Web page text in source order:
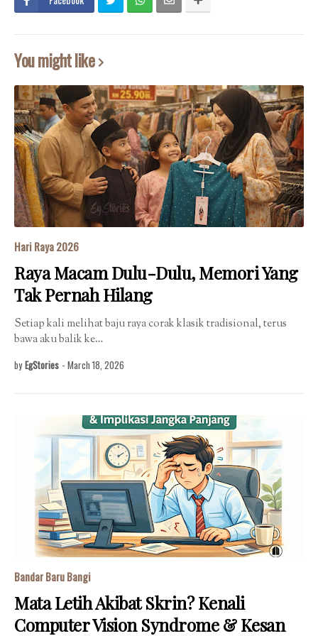
You might like
Hari Raya 2026
Raya Macam Dulu-Dulu, Memori Yang
Tak Pernah Hilang
Setiap kali melihat baju raya corak klasik tradisional, terus
bawa aku balik ke…
by EgStories - March 18, 2026
Bandar Baru Bangi
Mata Letih Akibat Skrin? Kenali
Computer Vision Syndrome & Kesan